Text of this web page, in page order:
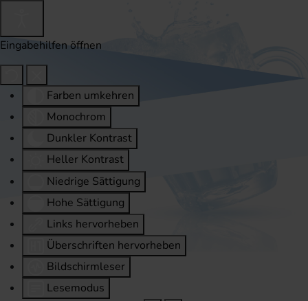
Eingabehilfen öffnen
Farben umkehren
Monochrom
Dunkler Kontrast
Heller Kontrast
Niedrige Sättigung
Hohe Sättigung
Links hervorheben
Überschriften hervorheben
Bildschirmleser
Lesemodus